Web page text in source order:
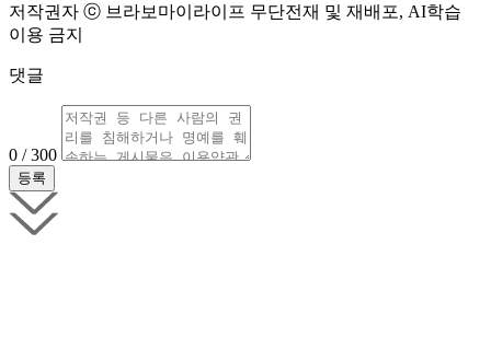
저작권자 ⓒ 브라보마이라이프 무단전재 및 재배포, AI학습
이용 금지
댓글
0 / 300